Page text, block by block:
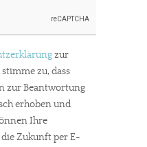
zur
zu, dass
zur Beantwortung
erhoben und
Ihre
Zukunft per E-